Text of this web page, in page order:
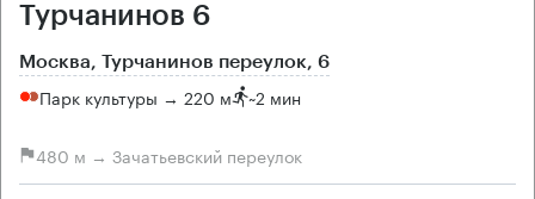
Турчанинов 6
Москва, Турчанинов переулок, 6
Парк культуры → 220 м ~2 мин
480 м → Зачатьевский переулок